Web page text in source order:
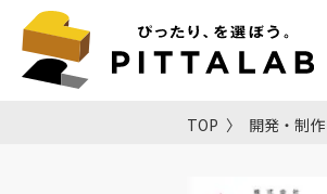
TOP 開発・制作